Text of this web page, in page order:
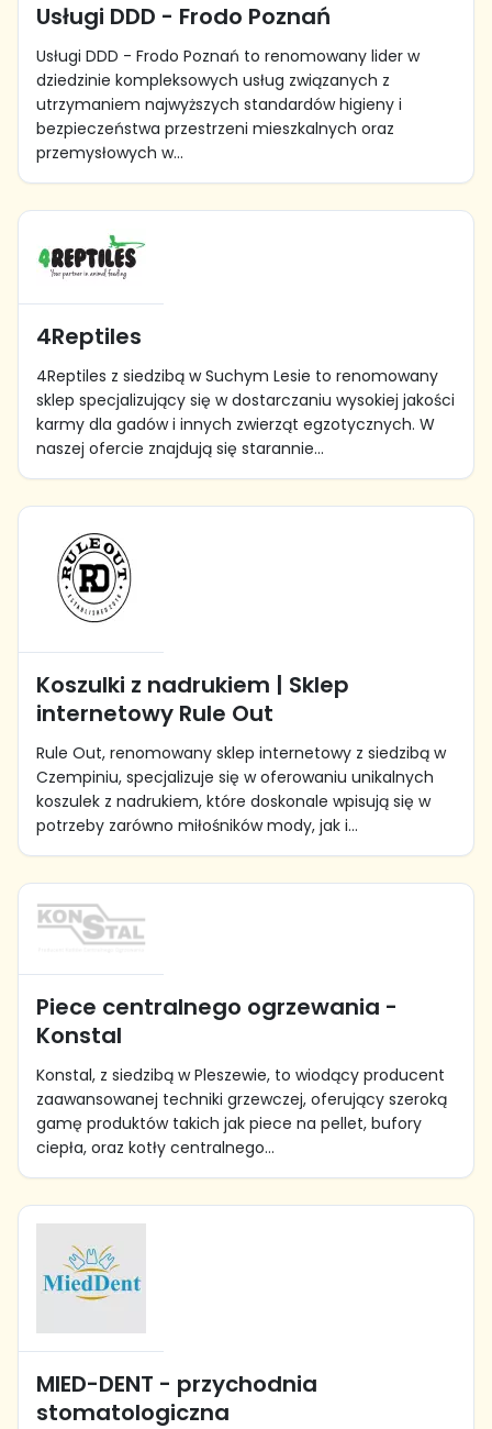
Usługi DDD - Frodo Poznań
Usługi DDD - Frodo Poznań to renomowany lider w
dziedzinie kompleksowych usług związanych z
utrzymaniem najwyższych standardów higieny i
bezpieczeństwa przestrzeni mieszkalnych oraz
przemysłowych w...
4Reptiles
4Reptiles z siedzibą w Suchym Lesie to renomowany
sklep specjalizujący się w dostarczaniu wysokiej jakości
karmy dla gadów i innych zwierząt egzotycznych. W
naszej ofercie znajdują się starannie...
Koszulki z nadrukiem | Sklep
internetowy Rule Out
Rule Out, renomowany sklep internetowy z siedzibą w
Czempiniu, specjalizuje się w oferowaniu unikalnych
koszulek z nadrukiem, które doskonale wpisują się w
potrzeby zarówno miłośników mody, jak i...
Piece centralnego ogrzewania -
Konstal
Konstal, z siedzibą w Pleszewie, to wiodący producent
zaawansowanej techniki grzewczej, oferujący szeroką
gamę produktów takich jak piece na pellet, bufory
ciepła, oraz kotły centralnego...
MIED-DENT - przychodnia
stomatologiczna